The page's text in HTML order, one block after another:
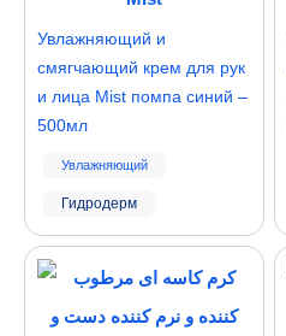
Гидродерм
Увлажняющий и
смягчающий крем для рук
и лица Mist помпа синий –
500мл
Увлажняющий